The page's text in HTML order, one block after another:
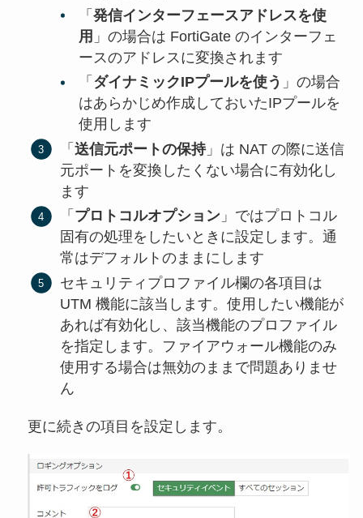
「 発信インターフェースアドレスを使
用 」の場合は FortiGate のインターフェ
ースのアドレスに変換されます
「 ダイナミックIPプールを使う 」の場合
はあらかじめ作成しておいたIPプールを
使用します
「送信元ポートの保持」は NAT の際に送信
元ポートを変換したくない場合に有効化し
ます
「 プロトコルオプション 」ではプロトコル
固有の処理をしたいときに設定します。通
常はデフォルトのままにします
セキュリティプロファイル欄の各項目は
UTM 機能に該当します。使用したい機能が
あれば有効化し、該当機能のプロファイル
を指定します。ファイアウォール機能のみ
使用する場合は無効のままで問題ありませ
ん
更に続きの項目を設定します。